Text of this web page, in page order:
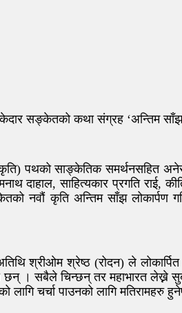
सङ्केतको कथा संग्रह ‘अन्तिम
पथको साङ्केतिक समर्थनसहित
दाहाल, साहित्यकार प्रगति राई,
नवौं कृति अन्तिम साँझ
श्रीओम श्रेष्ठ (रोदन) ले
। सबैले चिन्छन् तर महाभारत लेख्ने
चर्चा पाउनको लागि मतिरामहरु